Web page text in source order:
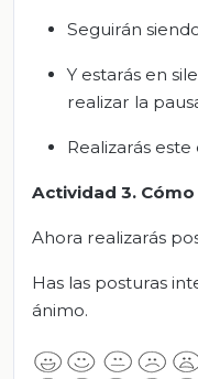
Seguirán
Y estarás en
realizar la
Realizarás
Actividad 3.
Ahora realizarás
Has las posturas
ánimo.